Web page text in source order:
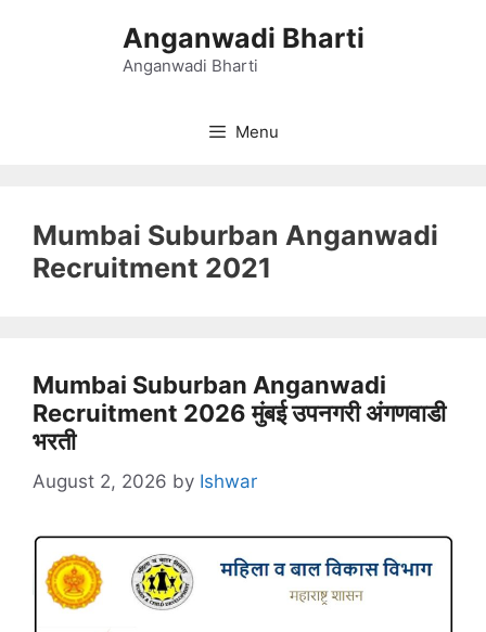
Anganwadi Bharti
Anganwadi Bharti
Menu
Mumbai Suburban Anganwadi
Recruitment 2021
Mumbai Suburban Anganwadi
Recruitment 2026 मुंबई उपनगरी अंगणवाडी
भरती
August 2, 2026 by Ishwar